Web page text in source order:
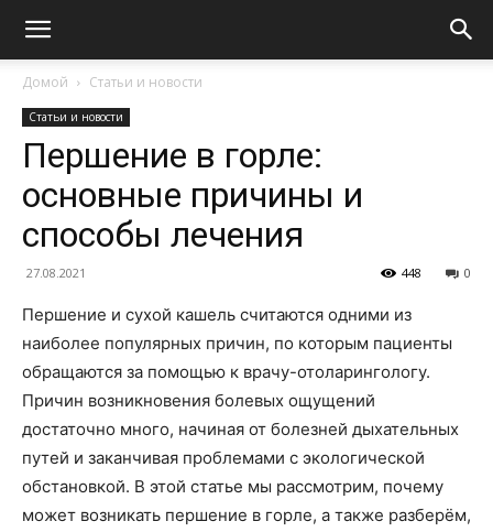
Домой Статьи и новости
Статьи и новости
Першение в горле:
основные причины и
способы лечения
27.08.2021 0
448
Першение и сухой кашель считаются одними из
наиболее популярных причин, по которым пациенты
обращаются за помощью к врачу-отоларингологу.
Причин возникновения болевых ощущений
достаточно много, начиная от болезней дыхательных
путей и заканчивая проблемами с экологической
обстановкой. В этой статье мы рассмотрим, почему
может возникать першение в горле, а также разберём,